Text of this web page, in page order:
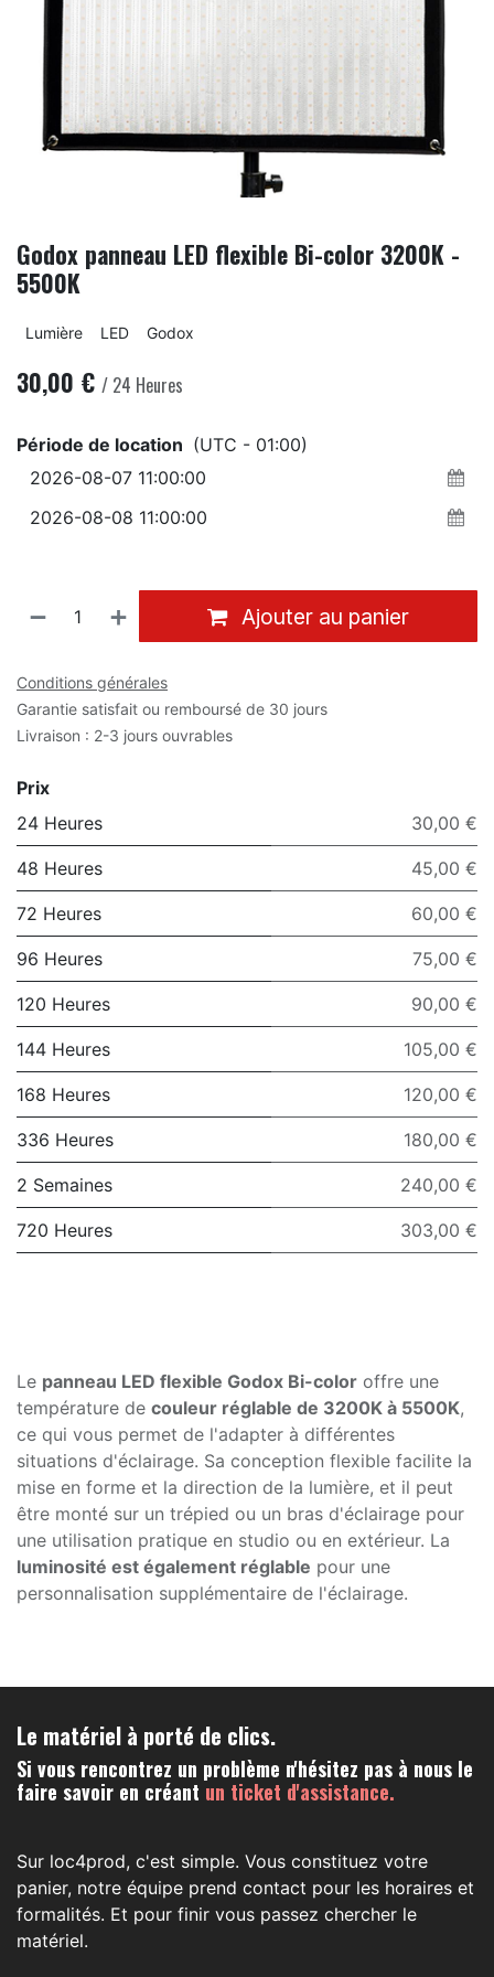
Godox panneau LED flexible Bi-color 3200K -
5500K
Lumière LED Godox
30,00 € / 24 Heures
Période de location (UTC - 01:00)
Ajouter au panier
Conditions générales
Garantie satisfait ou remboursé de 30 jours
Livraison : 2-3 jours ouvrables
Prix
24 Heures
30,00 €
48 Heures 45,00 €
72 Heures 60,00 €
96 Heures 75,00 €
120 Heures 90,00 €
144 Heures 105,00 €
168 Heures 120,00 €
336 Heures 180,00 €
2 Semaines 240,00 €
720 Heures 303,00 €
Le panneau LED flexible Godox Bi-color offre une
température de couleur réglable de 3200K à 5500K,
ce qui vous permet de l'adapter à différentes
situations d'éclairage. Sa conception flexible facilite la
mise en forme et la direction de la lumière, et il peut
être monté sur un trépied ou un bras d'éclairage pour
une utilisation pratique en studio ou en extérieur. La
luminosité est également réglable pour une
personnalisation supplémentaire de l'éclairage.
Le matériel à porté de clics.
Si vous rencontrez un problème n'hésitez pas à nous le
faire savoir en créant un ticket d'assistance.
Sur loc4prod, c'est simple. Vous constituez votre
panier, notre équipe prend contact pour les horaires et
formalités. Et pour finir vous passez chercher le
matériel.